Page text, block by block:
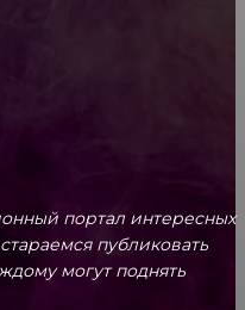
портал интересных
публиковать
могут поднять